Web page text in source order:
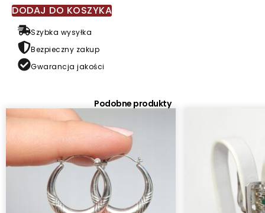
masywna
bransoletka,
srebro
0,800
obw.
DODAJ DO KOSZYKA
Szybka wysyłka
Bezpieczny zakup
Gwarancja jakości
Podobne produkty